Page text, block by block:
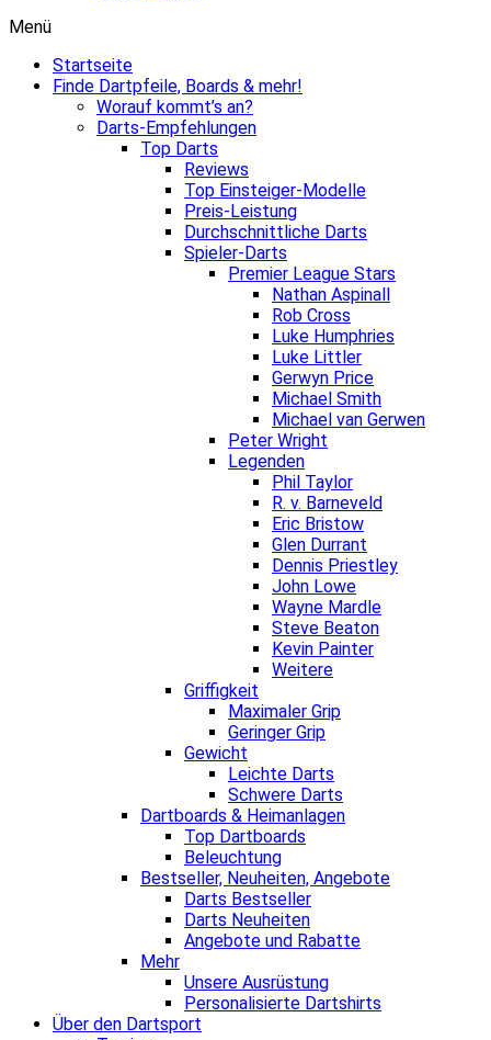
Menü
Startseite
Finde Dartpfeile, Boards & mehr!
Worauf kommt’s an?
Darts-Empfehlungen
Top Darts
Reviews
Top Einsteiger-Modelle
Preis-Leistung
Durchschnittliche Darts
Spieler-Darts
Premier League Stars
Nathan Aspinall
Rob Cross
Luke Humphries
Luke Littler
Gerwyn Price
Michael Smith
Michael van Gerwen
Peter Wright
Legenden
Phil Taylor
R. v. Barneveld
Eric Bristow
Glen Durrant
Dennis Priestley
John Lowe
Wayne Mardle
Steve Beaton
Kevin Painter
Weitere
Griffigkeit
Maximaler Grip
Geringer Grip
Gewicht
Leichte Darts
Schwere Darts
Dartboards & Heimanlagen
Top Dartboards
Beleuchtung
Bestseller, Neuheiten, Angebote
Darts Bestseller
Darts Neuheiten
Angebote und Rabatte
Mehr
Unsere Ausrüstung
Personalisierte Dartshirts
Über den Dartsport